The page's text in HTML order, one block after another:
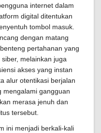
internet dalam
digital ditentukan
tombol masuk.
dengan matang
pertahanan yang
melainkan juga
akses yang instan
alur otentikasi berjalan
mengalami gangguan
merasa jenuh dan
tersebut.
ini menjadi berkali-kali